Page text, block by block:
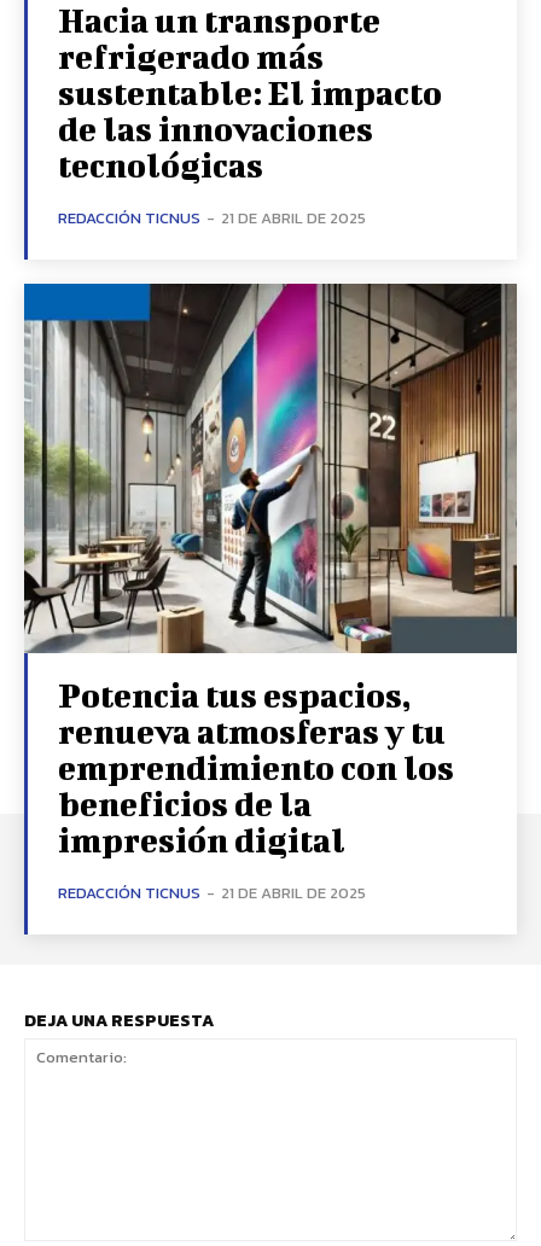
Hacia un transporte
refrigerado más
sustentable: El impacto
de las innovaciones
tecnológicas
REDACCIÓN TICNUS - 21 DE ABRIL DE 2025
Potencia tus espacios,
renueva atmosferas y tu
emprendimiento con los
beneficios de la
impresión digital
REDACCIÓN TICNUS - 21 DE ABRIL DE 2025
DEJA UNA RESPUESTA